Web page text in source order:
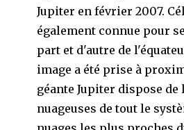
Jupiter en février 2007.
également connue pour
part et d'autre de
image a été prise à
géante Jupiter dispose
nuageuses de tout le